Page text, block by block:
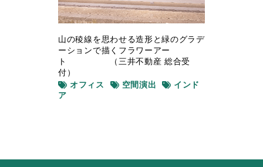
山の稜線を思わせる造形と緑のグラデ
ーションで描くフラワーアー
ト （三井不動産 総合受
付）
オフィス
空間演出
インド
ア